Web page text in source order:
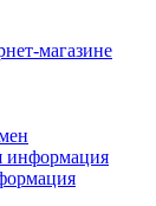
магазине
информация